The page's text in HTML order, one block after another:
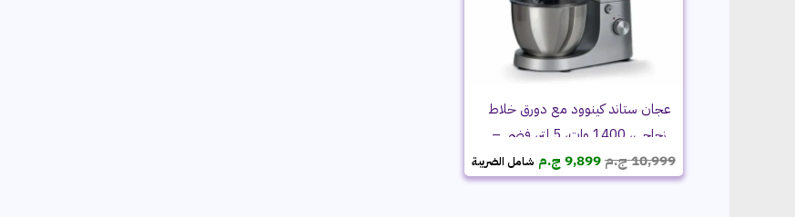
عجان ستاند كينوود مع دورق خلاط
زجاجي، 1400 وات، 5 لتر، فضي –
KHH01.120SI 10,999ج.مالسعر
الأصلي
9,899 ج.م السعر
الحالي
شامل الضريبة